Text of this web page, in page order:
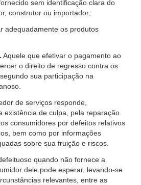
sem identificação clara do
construtor ou importador;
adequadamente os produtos
Aquele que efetivar o pagamento ao
o direito de regresso contra os
sua participação na
de serviços responde,
existência de culpa, pela reparação
consumidores por defeitos relativos
bem como por informações
sobre sua fruição e riscos.
quando não fornece a
dele pode esperar, levando-se
relevantes, entre as